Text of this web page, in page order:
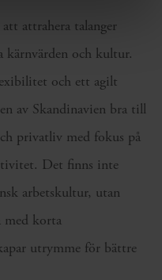
attrahera talanger
kärnvärden och kultur.
och ett agilt
av Skandinavien bra till
privatliv med fokus på
Det finns inte
arbetskultur, utan
med korta
utrymme för bättre